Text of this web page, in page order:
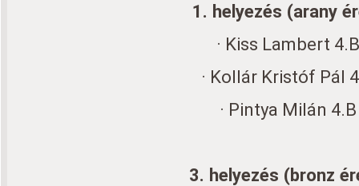
1. helyezés (arany
· Kiss Lambert 4.B
· Kollár Kristóf Pál
· Pintya Milán 4.B
3. helyezés (bronz